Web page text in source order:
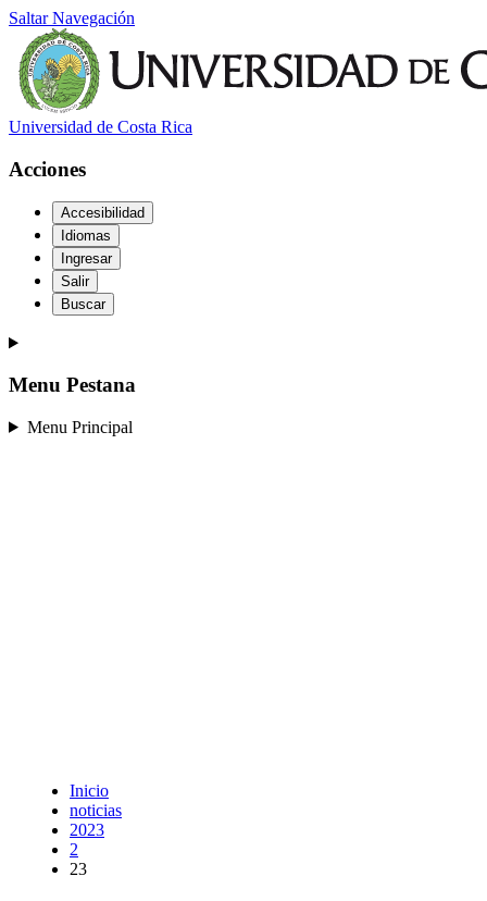
Saltar Navegación
Universidad de Costa Rica
Acciones
Accesibilidad
Idiomas
Ingresar
Salir
Buscar
Menu Pestana
Menu Principal
Inicio
noticias
2023
2
23